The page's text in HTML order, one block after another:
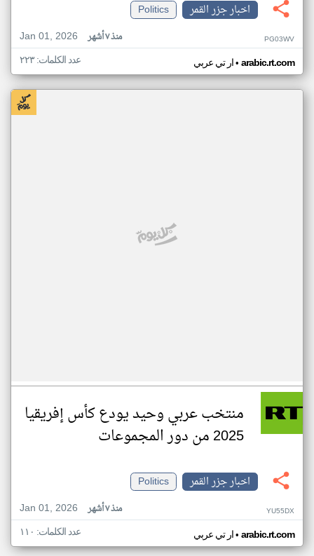
اخبار جزر القمر
Politics
Jan 01, 2026
منذ ٧ أشهر PG03WV
ار تي عربي• arabic.rt.com عدد الكلمات: ٢٢٣
منتخب عربي وحيد يودع كأس إفريقيا
2025 من دور المجموعات
اخبار جزر القمر
Politics
Jan 01, 2026
منذ ٧ أشهر YU55DX
ار تي عربي• arabic.rt.com عدد الكلمات: ١١٠